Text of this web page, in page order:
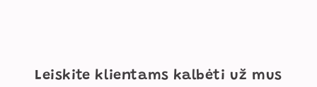
Leiskite klientams kalbėti už mus